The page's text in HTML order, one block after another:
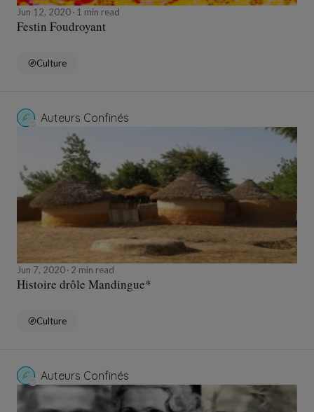
Jun 12, 2020 1 min read
Festin Foudroyant
Culture
Auteurs Confinés
Jun 7, 2020 2 min read
Histoire drôle Mandingue*
Culture
Auteurs Confinés